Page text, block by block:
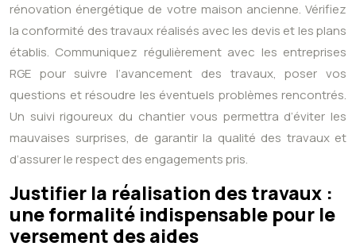
rénovation énergétique de votre maison ancienne. Vérifiez
la conformité des travaux réalisés avec les devis et les plans
établis. Communiquez régulièrement avec les entreprises
RGE pour suivre l’avancement des travaux, poser vos
questions et résoudre les éventuels problèmes rencontrés.
Un suivi rigoureux du chantier vous permettra d’éviter les
mauvaises surprises, de garantir la qualité des travaux et
d’assurer le respect des engagements pris.
Justifier la réalisation des travaux :
une formalité indispensable pour le
versement des aides